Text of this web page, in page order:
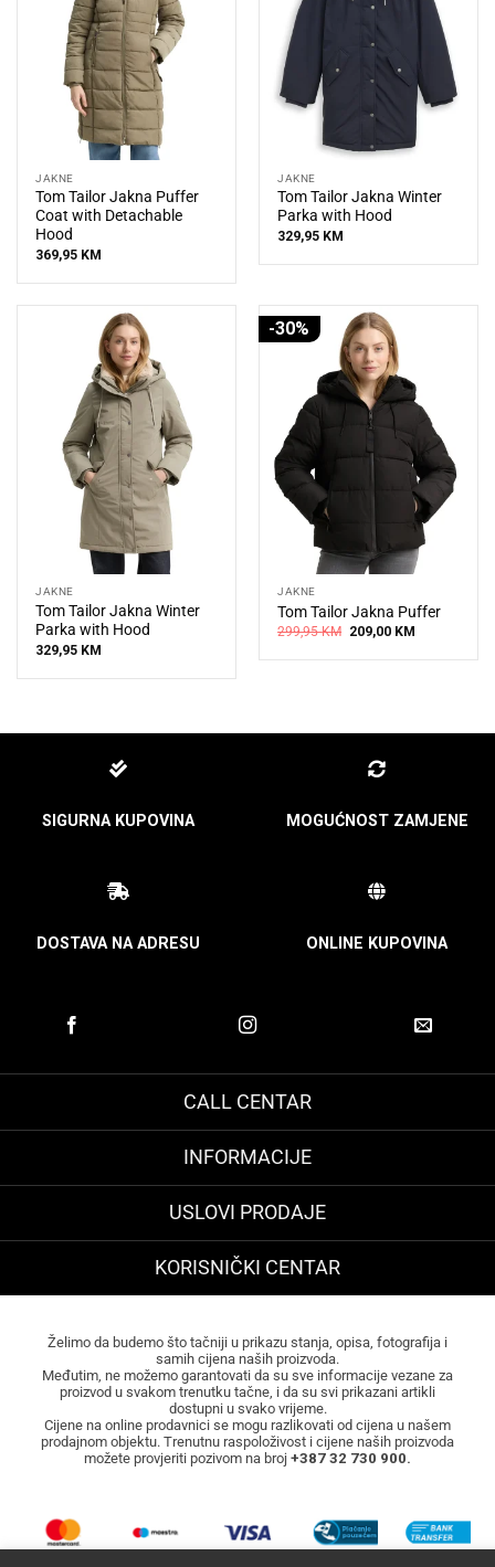
JAKNE
Tom Tailor Jakna Puffer
Coat with Detachable
Hood
369,95 KM
JAKNE
Tom Tailor Jakna Winter
Parka with Hood
329,95 KM
JAKNE
Tom Tailor Jakna Winter
Parka with Hood
329,95 KM
-30%
JAKNE
Tom Tailor Jakna Puffer
299,95KM Original
was:
209,00 KMCurrent
is:
SIGURNA KUPOVINA MOGUĆNOST ZAMJENE
DOSTAVA NA ADRESU ONLINE KUPOVINA
CALL CENTAR
INFORMACIJE
USLOVI PRODAJE
KORISNIČKI CENTAR
Želimo da budemo što tačniji u prikazu stanja, opisa, fotografija i
samih cijena naših proizvoda.
Međutim, ne možemo garantovati da su sve informacije vezane za
proizvod u svakom trenutku tačne, i da su svi prikazani artikli
dostupni u svako vrijeme.
Cijene na online prodavnici se mogu razlikovati od cijena u našem
prodajnom objektu. Trenutnu raspoloživost i cijene naših proizvoda
možete provjeriti pozivom na broj +387 32 730 900.